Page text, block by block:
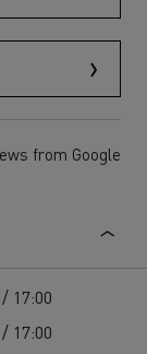
from Google
17:00
17:00